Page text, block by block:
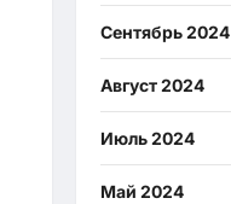
Сентябрь 2024
Август 2024
Июль 2024
Май 2024